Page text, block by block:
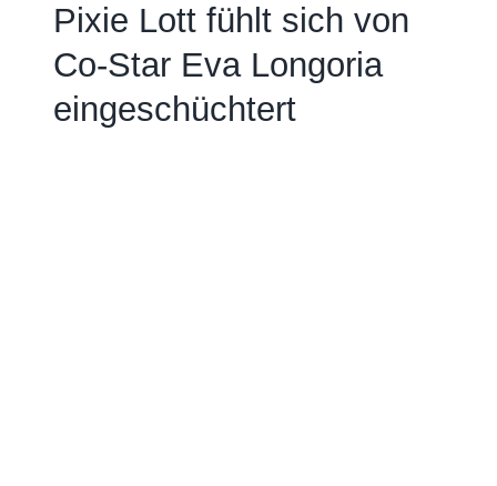
Pixie Lott fühlt sich von
Co-Star Eva Longoria
eingeschüchtert